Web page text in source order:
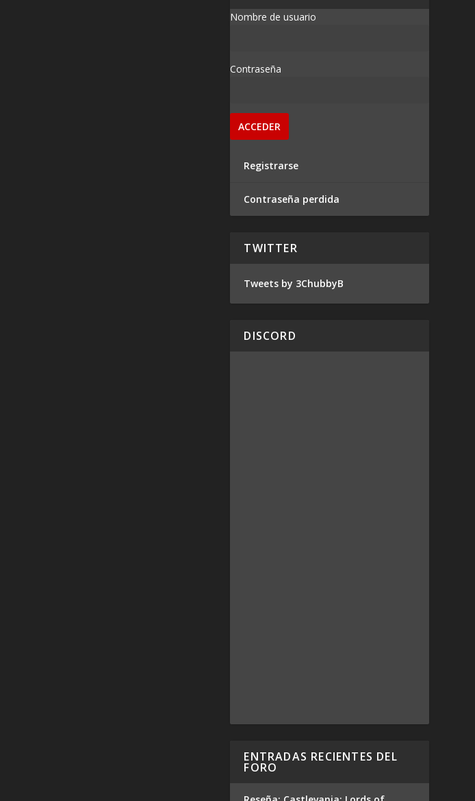
Nombre de usuario
Contraseña
Registrarse
Contraseña perdida
TWITTER
Tweets by 3ChubbyB
DISCORD
ENTRADAS RECIENTES DEL
FORO